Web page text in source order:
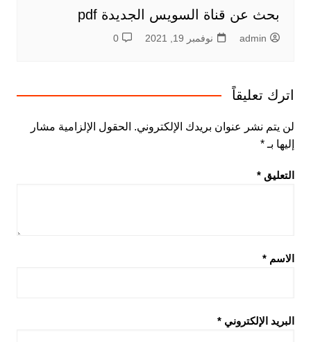
بحث عن قناة السويس الجديدة pdf
admin نوفمبر 19, 2021 0
اترك تعليقاً
لن يتم نشر عنوان بريدك الإلكتروني. الحقول الإلزامية مشار
إليها بـ *
التعليق *
الاسم *
البريد الإلكتروني *